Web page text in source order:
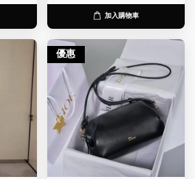
加入購物車
優惠